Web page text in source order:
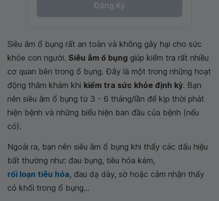
Đăng Ký
Siêu âm ổ bụng rất an toàn và không gây hại cho sức
khỏe con người. Siêu âm ổ bụng giúp kiểm tra rất nhiều
cơ quan bên trong ổ bụng. Đây là một trong những hoạt
động thăm khám khi kiểm tra sức khỏe định kỳ. Bạn
nên siêu âm ổ bụng từ 3 - 6 tháng/lần để kịp thời phát
hiện bệnh và những biểu hiện ban đầu của bệnh (nếu
có).
Ngoài ra, bạn nên siêu âm ổ bụng khi thấy các dấu hiệu
bất thường như: đau bụng, tiêu hóa kém,
rối loạn tiêu hóa, đau dạ dày, sờ hoặc cảm nhận thấy
có khối trong ổ bụng...